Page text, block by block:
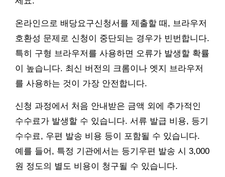
온라인으로 배당요구신청서를 제출할 때, 브라우저
호환성 문제로 신청이 중단되는 경우가 빈번합니다.
특히 구형 브라우저를 사용하면 오류가 발생할 확률
이 높습니다. 최신 버전의 크롬이나 엣지 브라우저
를 사용하는 것이 가장 안전합니다.
신청 과정에서 처음 안내받은 금액 외에 추가적인
수수료가 발생할 수 있습니다. 서류 발급 비용, 등기
수수료, 우편 발송 비용 등이 포함될 수 있습니다.
예를 들어, 특정 기관에서는 등기우편 발송 시 3,000
원 정도의 별도 비용이 청구될 수 있습니다.